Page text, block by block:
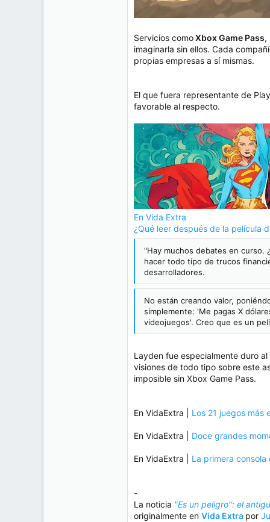
Servicios comoXbox Game Pass,
imaginarla sin ellos. Cada
propias empresas a sí mismas.
El que fuera representante de
favorable al respecto.
En Vida Extra
¿Qué leer después de la película
"Hay muchos debates en curso.
hacer todo tipo de trucos
desarrolladores.
No están creando valor,
simplemente: 'Me pagas X
videojuegos'. Creo que es un
Layden fue especialmente duro
visiones de todo tipo sobre este
imposible sin Xbox Game Pass.
En VidaExtra | Los 21 juegos más
En VidaExtra | Doce grandes
En VidaExtra | La primera
-
La noticia "Es un peligro": el
originalmente en Vida Extra por